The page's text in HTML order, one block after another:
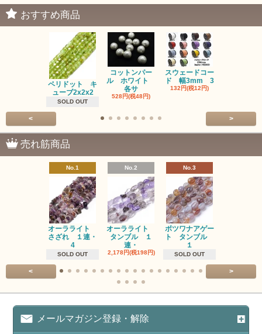
おすすめ商品
ペリドット キ
ューブ2x2x2
SOLD OUT
コットンパー
ル ホワイト
各サ
528円(税48円)
スウェードコー
ド 幅3mm 3
132円(税12円)
< >
売れ筋商品
No.1
オーラライト
さざれ １連・
4
SOLD OUT
No.2
オーラライト
タンブル １
連・
2,178円(税198円)
No.3
ボツワナアゲー
ト タンブル
１
SOLD OUT
< >
メールマガジン登録・解除